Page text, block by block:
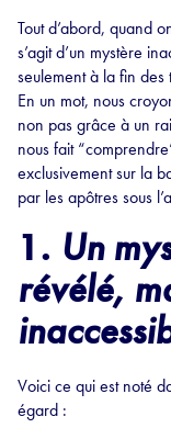
Tout d’abord, quand
s’agit d’un mystère
seulement à la fin des
En un mot, nous
non pas grâce à un
nous fait
exclusivement sur la
par les apôtres sous
1. Un
révélé,
Voici ce qui est noté
égard :